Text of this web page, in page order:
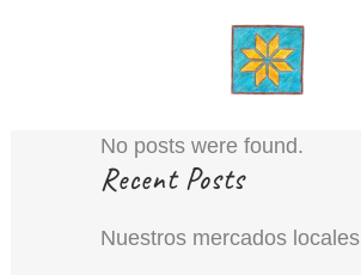
No posts were found.
Recent Posts
Nuestros mercados locales